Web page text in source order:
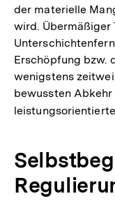
der materielle
wird. Übermäßiger
Erschöpfung bzw.
wenigstens
bewussten Abkehr